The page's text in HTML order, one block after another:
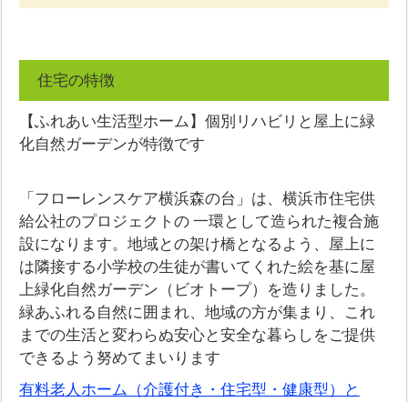
住宅の特徴
【ふれあい生活型ホーム】個別リハビリと屋上に緑
化自然ガーデンが特徴です
「フローレンスケア横浜森の台」は、横浜市住宅供
給公社のプロジェクトの 一環として造られた複合施
設になります。地域との架け橋となるよう、屋上に
は隣接する小学校の生徒が書いてくれた絵を基に屋
上緑化自然ガーデン（ビオトープ）を造りました。
緑あふれる自然に囲まれ、地域の方が集まり、これ
までの生活と変わらぬ安心と安全な暮らしをご提供
できるよう努めてまいります
有料老人ホーム（介護付き・住宅型・健康型）と